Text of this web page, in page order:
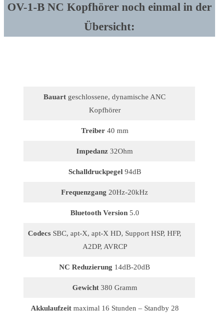
OV-1-B NC Kopfhörer noch einmal in der
Übersicht:
Bauart geschlossene, dynamische ANC
Kopfhörer
Treiber 40 mm
Impedanz 32Ohm
Schalldruckpegel 94dB
Frequenzgang 20Hz-20kHz
Bluetooth Version 5.0
Codecs SBC, apt-X, apt-X HD, Support HSP, HFP,
A2DP, AVRCP
NC Reduzierung 14dB-20dB
Gewicht 380 Gramm
Akkulaufzeit maximal 16 Stunden – Standby 28